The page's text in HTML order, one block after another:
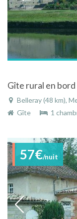
Gîte rural en
Belleray (48 km),
Gîte
1
57€/nuit